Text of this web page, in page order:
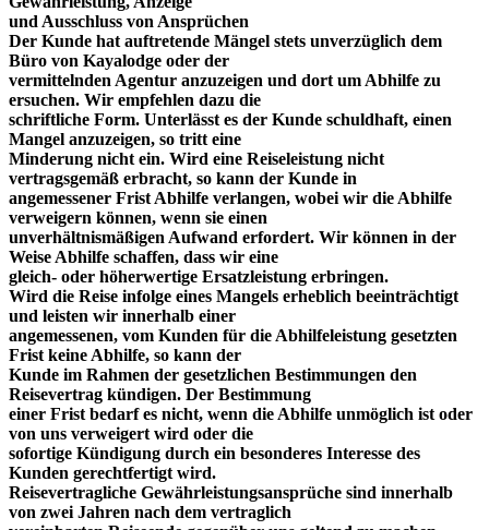
und Ausschluss von Ansprüchen
Der Kunde hat auftretende Mängel stets unverzüglich dem
Büro von Kayalodge oder der
vermittelnden Agentur anzuzeigen und dort um Abhilfe zu
ersuchen. Wir empfehlen dazu die
schriftliche Form. Unterlässt es der Kunde schuldhaft, einen
Mangel anzuzeigen, so tritt eine
Minderung nicht ein. Wird eine Reiseleistung nicht
vertragsgemäß erbracht, so kann der Kunde in
angemessener Frist Abhilfe verlangen, wobei wir die Abhilfe
verweigern können, wenn sie einen
unverhältnismäßigen Aufwand erfordert. Wir können in der
Weise Abhilfe schaffen, dass wir eine
gleich- oder höherwertige Ersatzleistung erbringen.
Wird die Reise infolge eines Mangels erheblich beeinträchtigt
und leisten wir innerhalb einer
angemessenen, vom Kunden für die Abhilfeleistung gesetzten
Frist keine Abhilfe, so kann der
Kunde im Rahmen der gesetzlichen Bestimmungen den
Reisevertrag kündigen. Der Bestimmung
einer Frist bedarf es nicht, wenn die Abhilfe unmöglich ist oder
von uns verweigert wird oder die
sofortige Kündigung durch ein besonderes Interesse des
Kunden gerechtfertigt wird.
Reisevertragliche Gewährleistungsansprüche sind innerhalb
von zwei Jahren nach dem vertraglich